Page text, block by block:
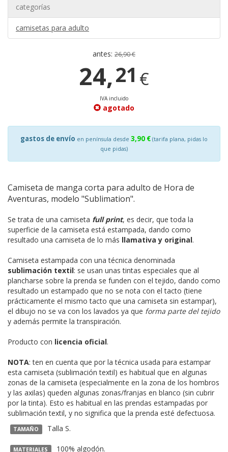
categorías
camisetas para adulto
antes: 26,90 €
24,21 €
IVA incluido
agotado
gastos de envío en península desde 3,90 € (tarifa plana, pidas lo
que pidas)
Camiseta de manga corta para adulto de Hora de
Aventuras, modelo "Sublimation".
Se trata de una camiseta full print, es decir, que toda la
superficie de la camiseta está estampada, dando como
resultado una camiseta de lo más llamativa y original.
Camiseta estampada con una técnica denominada
sublimación textil: se usan unas tintas especiales que al
plancharse sobre la prenda se funden con el tejido, dando como
resultado un estampado que no se nota con el tacto (tiene
prácticamente el mismo tacto que una camiseta sin estampar),
el dibujo no se va con los lavados ya que forma parte del tejido
y además permite la transpiración.
Producto con licencia oficial.
NOTA: ten en cuenta que por la técnica usada para estampar
esta camiseta (sublimación textil) es habitual que en algunas
zonas de la camiseta (especialmente en la zona de los hombros
y las axilas) queden algunas zonas/franjas en blanco (sin cubrir
por la tinta). Esto es habitual en las prendas estampadas por
sublimación textil, y no significa que la prenda esté defectuosa.
TAMAÑO Talla S.
MATERIALES 100% algodón.